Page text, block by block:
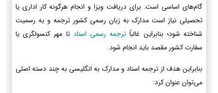
گام‌های اساسی است. برای دریافت ویزا و انجام هرگونه کار اداری یا
تحصیلی نیاز است مدارک به زبان رسمی کشور ترجمه و به رسمیت
شناخته شود؛ بنابراین غالباً ترجمه رسمی اسناد تا مهر کنسولگری یا
سفارت کشور مقصد باید انجام شود.
بنابراین هدف از ترجمه اسناد و مدارک به انگلیسی به چند دسته اصلی
می‌توان عنوان کرد: